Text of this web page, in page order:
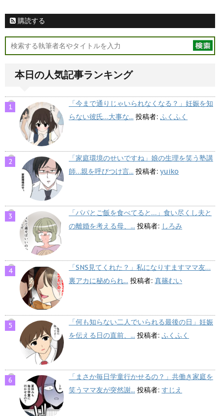
購読する
本日の人気記事ランキング
「今まで通りじゃいられなくなる？」妊娠を知
らない彼氏…大事な... 投稿者: ふくふく
「家庭環境のせいですね」娘の生理を笑う塾講
師…親を呼びつけ言... 投稿者: yuiko
「パパとご飯を食べてると…」食い尽くし夫と
の離婚を考える母、... 投稿者: しろみ
「SNS見てくれた？」私になりすますママ友…
裏アカに秘められ... 投稿者: 真篠むい
「何も知らない二人でいられる最後の日」妊娠
を伝える日の直前、... 投稿者: ふくふく
「まさか毎日学童行かせるの？」共働き家庭を
笑うママ友が突然謝... 投稿者: すじえ